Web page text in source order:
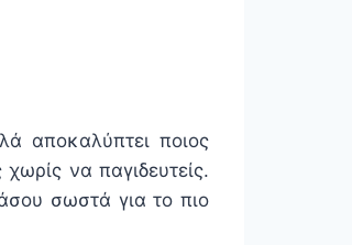
αποκαλύπτει ποιος
να παγιδευτείς.
σωστά για το πιο